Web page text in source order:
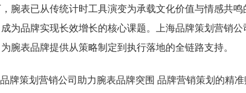
腕表已从传统计时工具演变为承载文化价值与情感共
为品牌实现长效增长的核心课题。上海品牌策划营销
腕表品牌提供从策略制定到执行落地的全链路支持。